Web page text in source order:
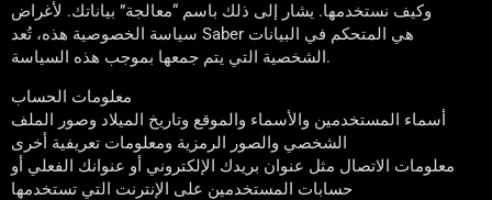
وكيف نستخدمها. يشار إلى ذلك باسم “معالجة” بياناتك. لأغراض
سياسة الخصوصية هذه، تُعد Saber هي المتحكم في البيانات
الشخصية التي يتم جمعها بموجب هذه السياسة.
معلومات الحساب
أسماء المستخدمين والأسماء والموقع وتاريخ الميلاد وصور الملف
الشخصي والصور الرمزية ومعلومات تعريفية أخرى
معلومات الاتصال مثل عنوان بريدك الإلكتروني أو عنوانك الفعلي أو
حسابات المستخدمين على الإنترنت التي تستخدمها